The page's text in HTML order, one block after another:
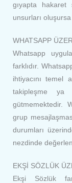
gıyapta hakaret
unsurları
WHATSAPP
Whatsapp
farklıdır.
ihtiyacını temel
takipleşme ya
gütmemektedir.
grup
durumları
nezdinde
EKŞİ SÖZLÜK
Ekşi Sözlük